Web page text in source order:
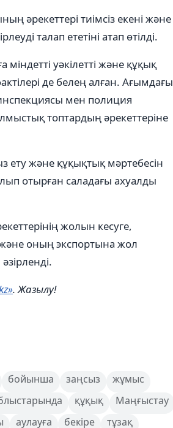
әрекеттері тиімсіз екені және
талап ететіні атап өтілді.
уәкілетті және құқық
де белең алған. Ағымдағы
мен полиция
топтардың әрекеттеріне
ету және құқықтық мәртебесін
отырған саладағы ахуалды
жолын кесуге,
оның экспортына жол
. Жазылу!
бойынша заңсыз
жұмыс
құқық
Маңғыстау
аулауға бекіре
тұзақ